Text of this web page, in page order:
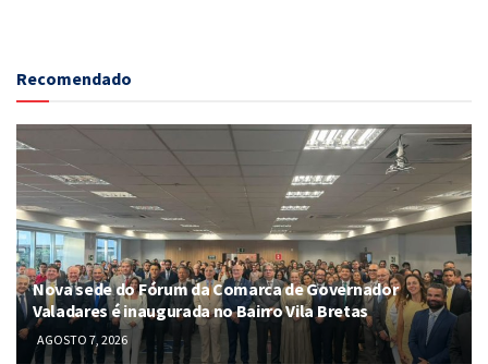
Recomendado
Nova sede do Fórum da Comarca de Governador
Valadares é inaugurada no Bairro Vila Bretas
AGOSTO 7, 2026